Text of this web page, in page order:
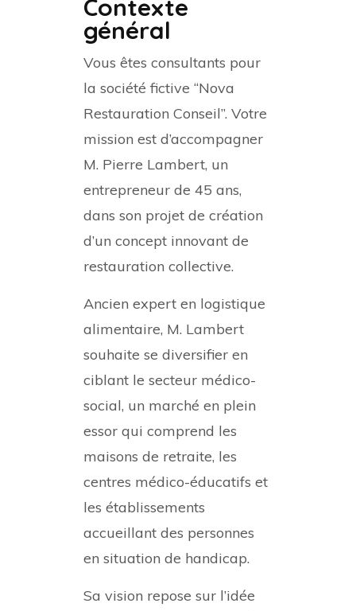
Contexte
général
Vous êtes consultants pour
la société fictive “Nova
Restauration Conseil”. Votre
mission est d’accompagner
M. Pierre Lambert, un
entrepreneur de 45 ans,
dans son projet de création
d’un concept innovant de
restauration collective.
Ancien expert en logistique
alimentaire, M. Lambert
souhaite se diversifier en
ciblant le secteur médico-
social, un marché en plein
essor qui comprend les
maisons de retraite, les
centres médico-éducatifs et
les établissements
accueillant des personnes
en situation de handicap.
Sa vision repose sur l’idée